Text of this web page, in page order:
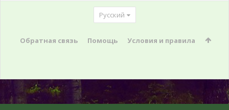
Русский
Обратная связь Помощь Условия и правила